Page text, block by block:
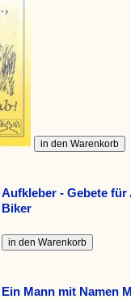
Aufkleber - Gebete
Biker
Ein Mann mit Namen